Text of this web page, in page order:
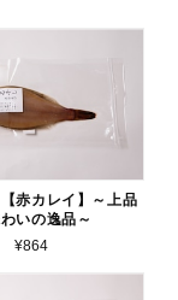
赤カレイ】～上品
いの逸品～
¥864